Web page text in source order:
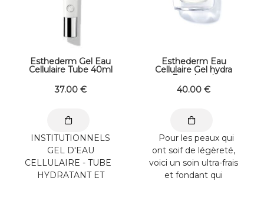
Esthederm Gel Eau
Cellulaire Tube 40ml
37.00 €
INSTITUTIONNELS
GEL D'EAU
CELLULAIRE - TUBE
HYDRATANT ET
Esthederm Eau
Cellulaire Gel hydra
Repulpant
40.00 €
Pour les peaux qui
ont soif de légèreté,
voici un soin ultra-frais
et fondant qui